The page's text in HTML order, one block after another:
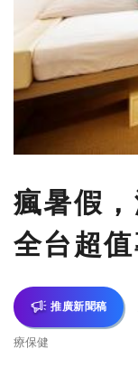
瘋暑假
全台超
推廣新聞稿
療保健